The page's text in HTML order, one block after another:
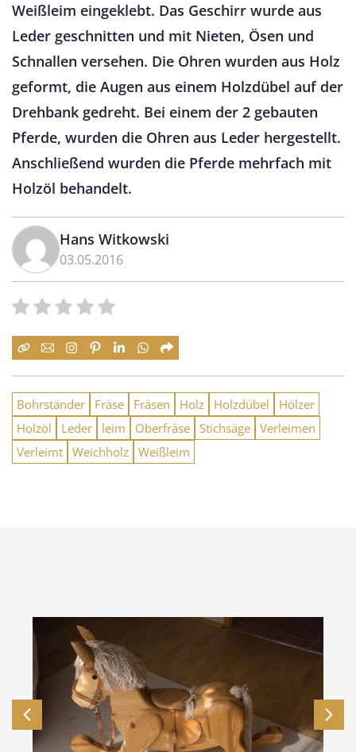
Weißleim eingeklebt. Das Geschirr wurde aus
Leder geschnitten und mit Nieten, Ösen und
Schnallen versehen. Die Ohren wurden aus Holz
geformt, die Augen aus einem Holzdübel auf der
Drehbank gedreht. Bei einem der 2 gebauten
Pferde, wurden die Ohren aus Leder hergestellt.
Anschließend wurden die Pferde mehrfach mit
Holzöl behandelt.
Hans Witkowski
03.05.2016
Bohrständer Fräse Fräsen Holz Holzdübel
Hölzer
Holzöl
Leder leim Oberfräse Stichsäge Verleimen
Verleimt Weichholz Weißleim